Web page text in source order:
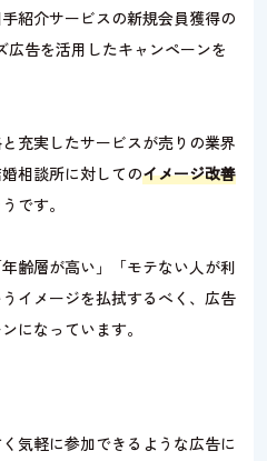
紹介サービスの新規会員獲得の
告を活用したキャンペーンを
充実したサービスが売りの業界
相談所に対してのイメージ改善
です。
齢層が高い」「モテない人が利
イメージを払拭するべく、広告
になっています。
気軽に参加できるような広告に